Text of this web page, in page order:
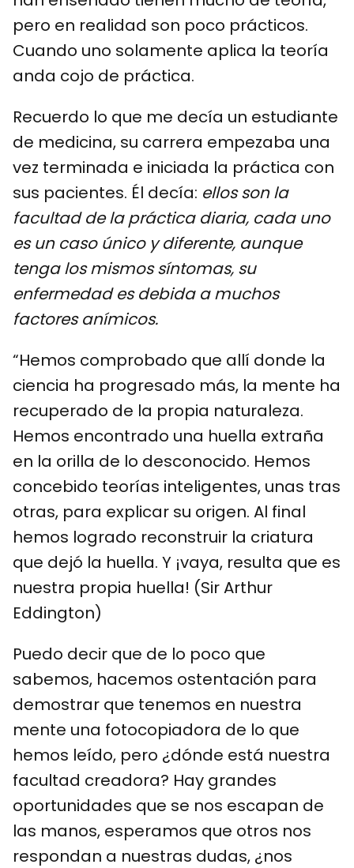
pero en realidad son poco prácticos.
Cuando uno solamente aplica la teoría
anda cojo de práctica.
Recuerdo lo que me decía un estudiante
de medicina, su carrera empezaba una
vez terminada e iniciada la práctica con
sus pacientes. Él decía: ellos son la
facultad de la práctica diaria, cada uno
es un caso único y diferente, aunque
tenga los mismos síntomas, su
enfermedad es debida a muchos
factores anímicos.
“Hemos comprobado que allí donde la
ciencia ha progresado más, la mente ha
recuperado de la propia naturaleza.
Hemos encontrado una huella extraña
en la orilla de lo desconocido. Hemos
concebido teorías inteligentes, unas tras
otras, para explicar su origen. Al final
hemos logrado reconstruir la criatura
que dejó la huella. Y ¡vaya, resulta que es
nuestra propia huella! (Sir Arthur
Eddington)
Puedo decir que de lo poco que
sabemos, hacemos ostentación para
demostrar que tenemos en nuestra
mente una fotocopiadora de lo que
hemos leído, pero ¿dónde está nuestra
facultad creadora? Hay grandes
oportunidades que se nos escapan de
las manos, esperamos que otros nos
respondan a nuestras dudas, ¿nos